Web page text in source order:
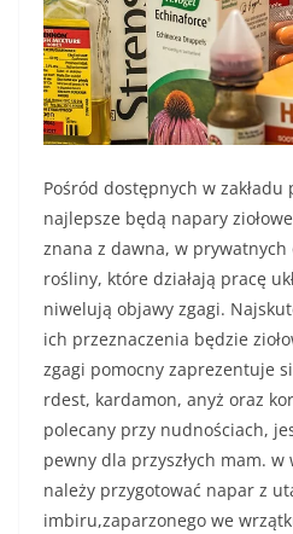
Pośród dostępnych w
najlepsze będą napary
znana z dawna, w
rośliny, które działają pracę
niwelują objawy zgagi.
ich przeznaczenia będzie
zgagi pomocny zaprezentuje
rdest, kardamon, anyż oraz
polecany przy nudnościach,
pewny dla przyszłych mam.
należy przygotować napar z
imbiru,zaparzonego we